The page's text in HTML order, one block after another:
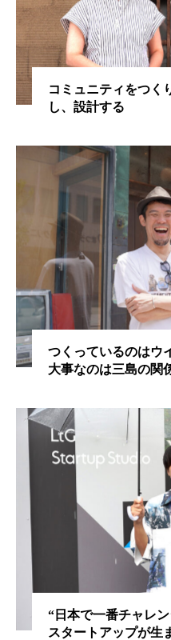
コミュニティをつく
し、設計する
つくっているのはウ
大事なのは三島の関
“日本で一番チャレ
スタートアップが生